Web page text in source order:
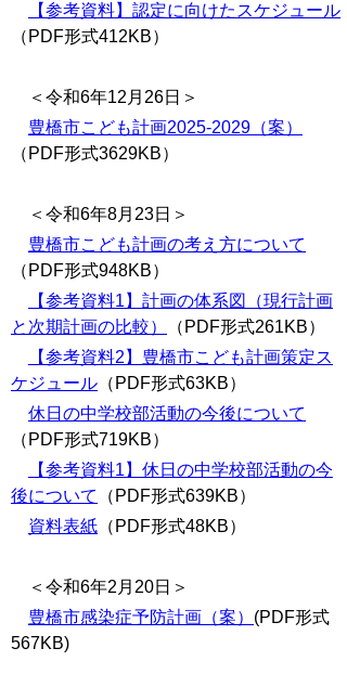
【参考資料】認定に向けたスケジュール
（PDF形式412KB）
＜令和6年12月26日＞
豊橋市こども計画2025‐2029（案）
（PDF形式3629KB）
＜令和6年8月23日＞
豊橋市こども計画の考え方について
（PDF形式948KB）
【参考資料1】計画の体系図（現行計画
と次期計画の比較）
（PDF形式261KB）
【参考資料2】豊橋市こども計画策定ス
ケジュール （PDF形式63KB）
休日の中学校部活動の今後について
（PDF形式719KB）
【参考資料1】休日の中学校部活動の今
後について
（PDF形式639KB）
資料表紙 （PDF形式48KB）
＜令和6年2月20日＞
豊橋市感染症予防計画（案） (PDF形式
567KB)